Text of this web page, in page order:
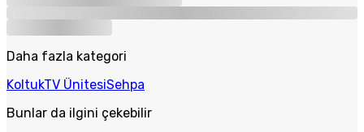
Daha fazla kategori
KoltukTV ÜnitesiSehpa
Bunlar da ilgini çekebilir